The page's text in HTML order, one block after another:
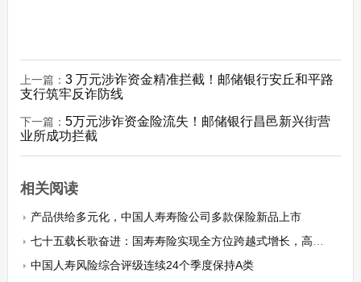
上一篇： 3 万元涉诈资金精准拦截！邮储银行安丘和平路
支行筑牢反诈防线
下一篇： 5万元涉诈资金险流失！邮储银行昌邑新兴街营
业所成功拦截
相关阅读
产品供给多元化，中国人寿寿险公司多款保险新品上市
七十五载长歌奋进：国寿寿险实现全方位跨越式增长，高质量发展未来可期
中国人寿风险综合评级连续24个季度保持A类